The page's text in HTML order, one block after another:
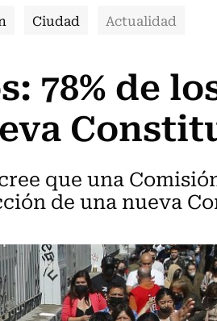
Ciudad Actualidad
78% de
que una
de una nueva